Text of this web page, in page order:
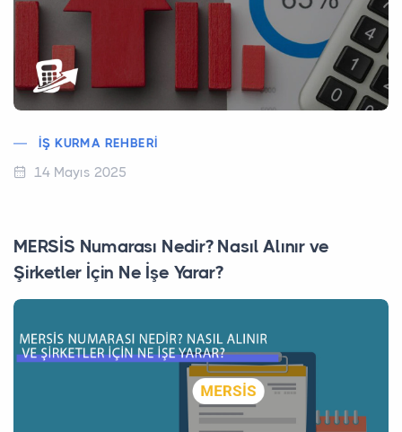
İŞ KURMA REHBERI
14 Mayıs 2025
MERSİS Numarası Nedir? Nasıl Alınır ve
Şirketler İçin Ne İşe Yarar?